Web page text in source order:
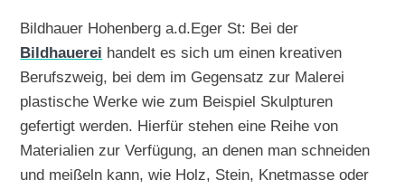
Bildhauer Hohenberg a.d.Eger St: Bei der
Bildhauerei handelt es sich um einen kreativen
Berufszweig, bei dem im Gegensatz zur Malerei
plastische Werke wie zum Beispiel Skulpturen
gefertigt werden. Hierfür stehen eine Reihe von
Materialien zur Verfügung, an denen man schneiden
und meißeln kann, wie Holz, Stein, Knetmasse oder